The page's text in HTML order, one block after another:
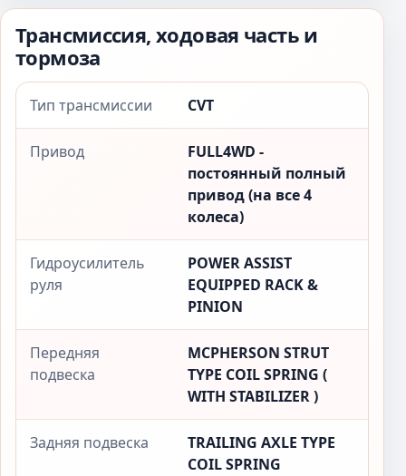
Трансмиссия, ходовая часть и
тормоза
Тип трансмиссии CVT
Привод
FULL4WD -
постоянный полный
привод (на все 4
колеса)
Гидроусилитель
руля
POWER ASSIST
EQUIPPED RACK &
PINION
Передняя
подвеска
MCPHERSON STRUT
TYPE COIL SPRING (
WITH STABILIZER )
Задняя подвеска
TRAILING AXLE TYPE
COIL SPRING